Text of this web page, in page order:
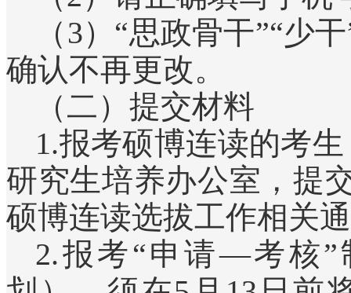
（3）“思政骨干”“少
确认不再更改。
（二）提交材料
1.报考硕博连读的考
研究生培养办公室，提
硕博连读选拔工作相关
2.报考“申请—考核”